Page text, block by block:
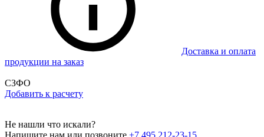
Доставка и оплата
продукции на заказ
СЗФО
Добавить к расчету
Не нашли что искали?
Напишите нам или позвоните +7 495 212-23-15